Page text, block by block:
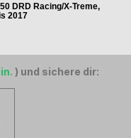
DRD Racing/X-Treme,
2017
) und sichere dir: